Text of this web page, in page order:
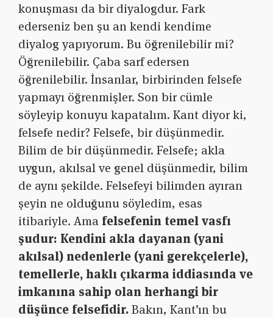
konuşması da bir diyalogdur. Fark
ederseniz ben şu an kendi kendime
diyalog yapıyorum. Bu öğrenilebilir mi?
Öğrenilebilir. Çaba sarf edersen
öğrenilebilir. İnsanlar, birbirinden felsefe
yapmayı öğrenmişler. Son bir cümle
söyleyip konuyu kapatalım. Kant diyor ki,
felsefe nedir? Felsefe, bir düşünmedir.
Bilim de bir düşünmedir. Felsefe; akla
uygun, akılsal ve genel düşünmedir, bilim
de aynı şekilde. Felsefeyi bilimden ayıran
şeyin ne olduğunu söyledim, esas
itibariyle. Ama felsefenin temel vasfı
şudur: Kendini akla dayanan (yani
akılsal) nedenlerle (yani gerekçelerle),
temellerle, haklı çıkarma iddiasında ve
imkanına sahip olan herhangi bir
düşünce felsefidir.Bakın, Kant’ın bu